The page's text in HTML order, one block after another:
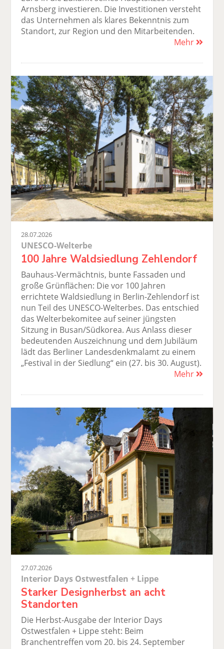
Arnsberg investieren. Die Investitionen versteht
das Unternehmen als klares Bekenntnis zum
Standort, zur Region und den Mitarbeitenden.
Mehr
28.07.2026
UNESCO-Welterbe
100 Jahre Waldsiedlung Zehlendorf
Bauhaus-Vermächtnis, bunte Fassaden und
große Grünflächen: Die vor 100 Jahren
errichtete Waldsiedlung in Berlin-Zehlendorf ist
nun Teil des UNESCO-Welterbes. Das entschied
das Welterbekomitee auf seiner jüngsten
Sitzung in Busan/Südkorea. Aus Anlass dieser
bedeutenden Auszeichnung und dem Jubiläum
lädt das Berliner Landesdenkmalamt zu einem
„Festival in der Siedlung“ ein (27. bis 30. August).
Mehr
27.07.2026
Interior Days Ostwestfalen + Lippe
Starker Designherbst an acht
Standorten
Die Herbst-Ausgabe der Interior Days
Ostwestfalen + Lippe steht: Beim
Branchentreffen vom 20. bis 24. September